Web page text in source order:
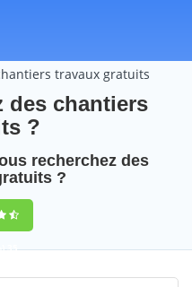
travaux gratuits
des chantiers
?
recherchez des
?
35